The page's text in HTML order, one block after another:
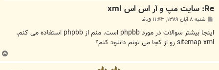
Re: سایت مپ و آر اس اس xml
ت
شنبه ۸ آبان ۱۳۸۹, ۱۱:۴۳ ق.ظ
اینجا بیشتر سوالات در مورد phpbb است. منم از phpbb استفاده می کنم.
sitemap xml رو از کجا می تونم دانلود کنم؟